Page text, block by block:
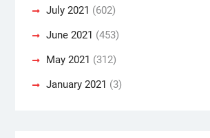
July 2021 (602)
June 2021 (453)
May 2021 (312)
January 2021 (3)